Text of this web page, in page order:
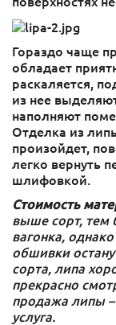
Гораздо чаще
обладает
раскаляется,
из нее
наполняют
Отделка из
произойдет,
легко вернуть
шлифовкой.
Стоимость
выше сорт, тем
вагонка,
обшивки
сорта, липа
прекрасно
продажа липы –
услуга.